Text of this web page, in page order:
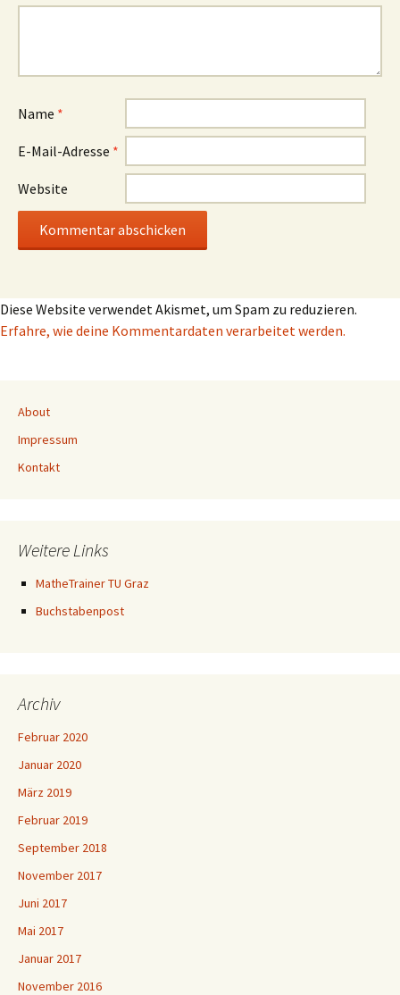
Name *
E-Mail-Adresse *
Website
Diese Website verwendet Akismet, um Spam zu reduzieren.
Erfahre, wie deine Kommentardaten verarbeitet werden.
About
Impressum
Kontakt
Weitere Links
MatheTrainer TU Graz
Buchstabenpost
Archiv
Februar 2020
Januar 2020
März 2019
Februar 2019
September 2018
November 2017
Juni 2017
Mai 2017
Januar 2017
November 2016